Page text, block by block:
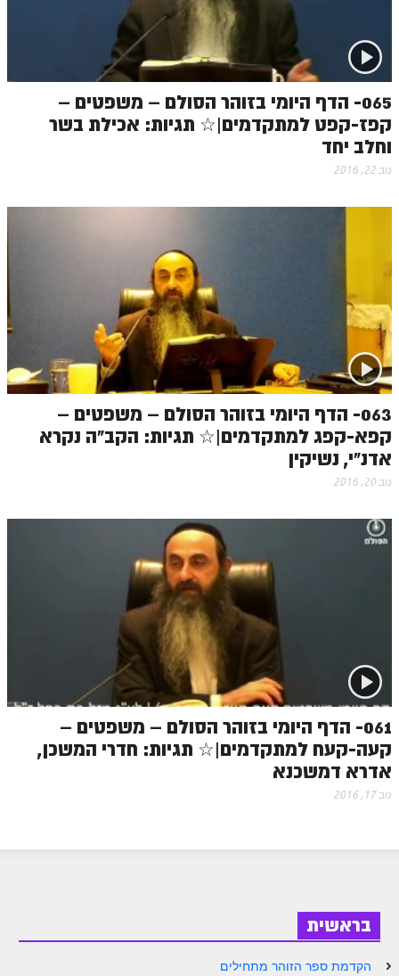
065- הדף היומי בזוהר הסולם – משפטים –
קפז-קפט למתקדמים|☆ תגיות: אכילת בשר
וחלב יחד
נוב 22, 2016
063- הדף היומי בזוהר הסולם – משפטים –
קפא-קפג למתקדמים|☆ תגיות: הקב"ה נקרא
אדנ"י, נשיקין
נוב 20, 2016
061- הדף היומי בזוהר הסולם – משפטים –
קעה-קעח למתקדמים|☆ תגיות: חדרי המשכן,
אדרא דמשכנא
נוב 17, 2016
בראשית
הקדמת ספר הזוהר מתחילים